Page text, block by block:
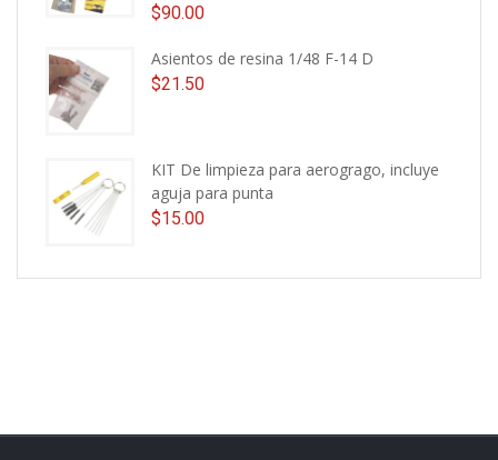
$90.00
Asientos de resina 1/48 F-14 D
$21.50
KIT De limpieza para aerogrago, incluye
aguja para punta
$15.00